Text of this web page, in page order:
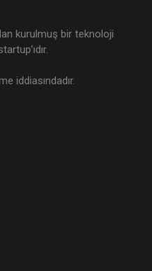
kurulmuş bir teknoloji
iddiasındadır.